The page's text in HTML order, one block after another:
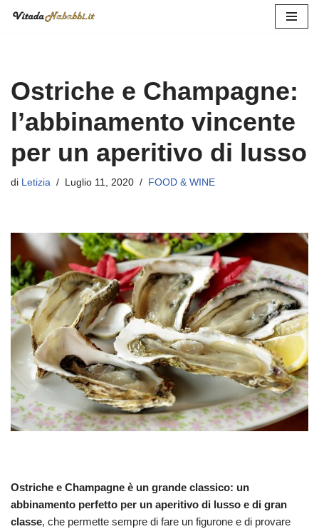
Ostriche e Champagne:
l’abbinamento vincente
per un aperitivo di lusso
di Letizia Luglio 11, 2020 FOOD & WINE
Ostriche e Champagne è un grande classico: un
abbinamento perfetto per un aperitivo di lusso e di gran
classe, che permette sempre di fare un figurone e di provare